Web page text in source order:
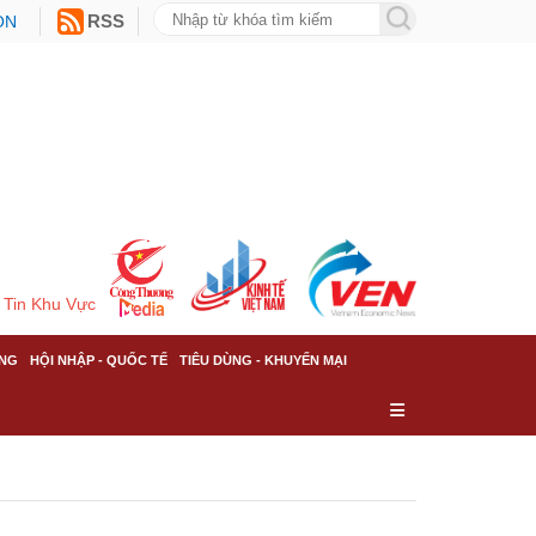
RSS
Tin Khu Vực
HỘI NHẬP - QUỐC TẾ TIÊU DÙNG - KHUYẾN MẠI